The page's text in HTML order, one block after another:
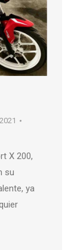
X 200,
su
ya